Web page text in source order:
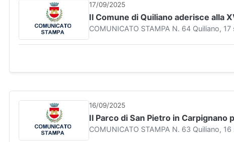
17/09/2025
Il Comune di Quiliano aderisce alla
COMUNICATO STAMPA N. 64 Quiliano,
16/09/2025
Il Parco di San Pietro in Carpignano
COMUNICATO STAMPA N. 63 Quiliano,